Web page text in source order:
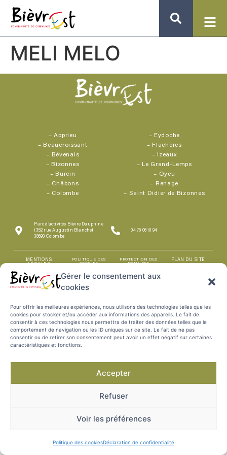
Gérer le consentement aux
cookies
Pour offrir les meilleures expériences, nous utilisons des technologies telles que les
cookies pour stocker et/ou accéder aux informations des appareils. Le fait de
consentir à ces technologies nous permettra de traiter des données telles que le
comportement de navigation ou les ID uniques sur ce site. Le fait de ne pas
consentir ou de retirer son consentement peut avoir un effet négatif sur certaines
caractéristiques et fonctions.
Accepter
Refuser
Voir les préférences
Politique des cookiesDéclaration de confidentialité
MELI MELO
–Apprieu
– Beaucroissant
– Bévenais
– Bizonnes
– Burcin
– Châbons
– Colombe
– Eydoche
– Flachères
–
Izeaux
– Le Grand-Lemps
– Oyeu
– Renage
– Saint Didier de Bizonnes
Parc d’activités Bièvre Dauphine
1352 rue Augustin Blanchet
38690 Colombe
04 76 06 10 94
MENTIONS
LÉGALES
POLITIQUE DES
COOKIES
PROTECTION DES
DONNÉES
PLAN DU SITE